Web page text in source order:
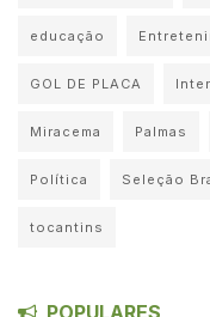
educação
GOL DE PLACA Inter
Miracema Palmas
Política Seleção
tocantins
POPULARES